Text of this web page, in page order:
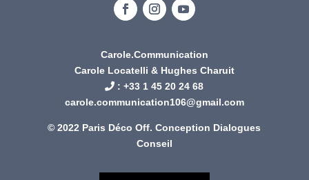
Carole.Communication
Carole Locatelli & Hughes Charuit
: +33 1 45 20 24 68
carole.communication106@gmail.com
© 2022 Paris Déco Off. Conception Dialogues
Conseil